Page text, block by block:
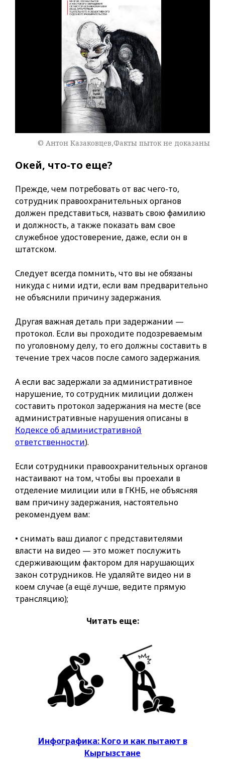
© Антон Казаковцев,Факты пыток не доказаны
Окей, что-то еще?
Прежде, чем потребовать от вас чего-то,
сотрудник правоохранительных органов
должен представиться, назвать свою фамилию
и должность, а также показать вам свое
служебное удостоверение, даже, если он в
штатском.
Следует всегда помнить, что вы не обязаны
никуда с ними идти, если вам предварительно
не объяснили причину задержания.
Другая важная деталь при задержании —
протокол. Если вы проходите подозреваемым
по уголовному делу, то его должны составить в
течение трех часов после самого задержания.
А если вас задержали за административное
нарушение, то сотрудник милиции должен
составить протокол задержания на месте (все
административные нарушения описаны в
Кодексе об административной
ответственности).
Если сотрудники правоохранительных органов
настаивают на том, чтобы вы проехали в
отделение милиции или в ГКНБ, не объясняя
вам причину задержания, настоятельно
рекомендуем вам:
• снимать ваш диалог с представителями
власти на видео — это может послужить
сдерживающим фактором для нарушающих
закон сотрудников. Не удаляйте видео ни в
коем случае (а ещё лучше, ведите прямую
трансляцию);
Читать еще:
Инфографика: Кого и как пытают в
Кыргызстане